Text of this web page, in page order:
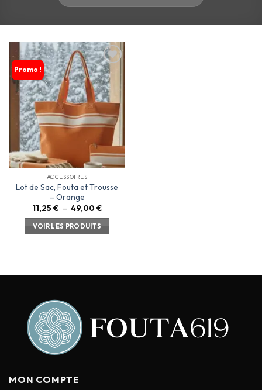
Promo !
Ajouter
à la
liste
d’envies
ACCESSOIRES
Lot de Sac, Fouta et Trousse
– Orange
11,25 € – 49,00 €
VOIR LES PRODUITS
MON COMPTE